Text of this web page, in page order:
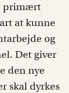
primært
at kunne
og
Det giver
den nye
skal dyrkes